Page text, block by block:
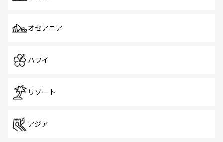
オセアニア
ハワイ
リゾート
アジア